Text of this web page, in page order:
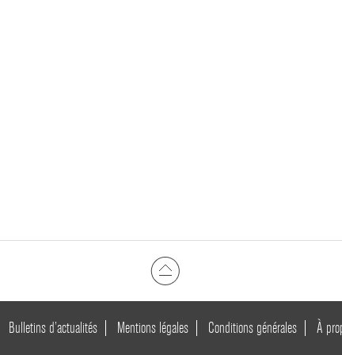
Bulletins d’actualités Mentions légales Conditions générales À